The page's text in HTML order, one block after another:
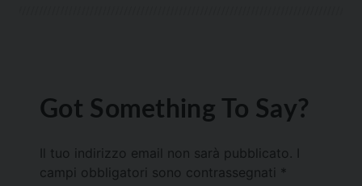
Got Something To Say?
Il tuo indirizzo email non sarà pubblicato.
campi obbligatori sono contrassegnati *